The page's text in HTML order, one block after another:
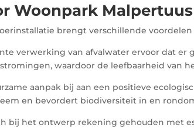
Woonpark Malpertuus
brengt verschillende
verwerking van afvalwater ervoor dat
waardoor de leefbaarheid van
aanpak bij aan een positieve
en bevordert biodiversiteit in en
bij het ontwerp rekening gehouden met